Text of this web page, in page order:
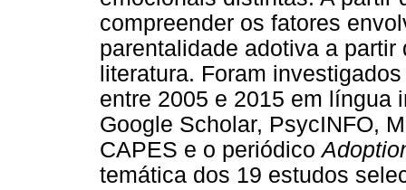
compreender os fatores
parentalidade adotiva a
literatura. Foram
entre 2005 e 2015 em língua
Google Scholar, PsycINFO,
CAPES e o periódico
temática dos 19 estudos